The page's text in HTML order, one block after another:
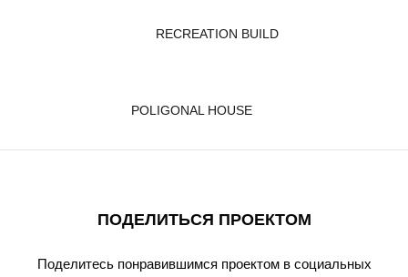
RECREATION BUILD
POLIGONAL HOUSE
ПОДЕЛИТЬСЯ ПРОЕКТОМ
Поделитесь понравившимся проектом в социальных